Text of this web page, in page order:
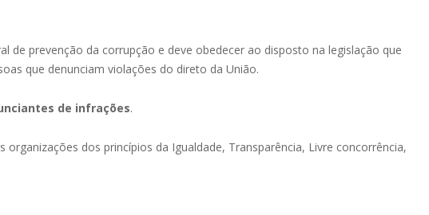
de prevenção da corrupção e deve obedecer ao disposto na legislação que
que denunciam violações do direto da União.
de infrações.
dos princípios da Igualdade, Transparência, Livre concorrência,